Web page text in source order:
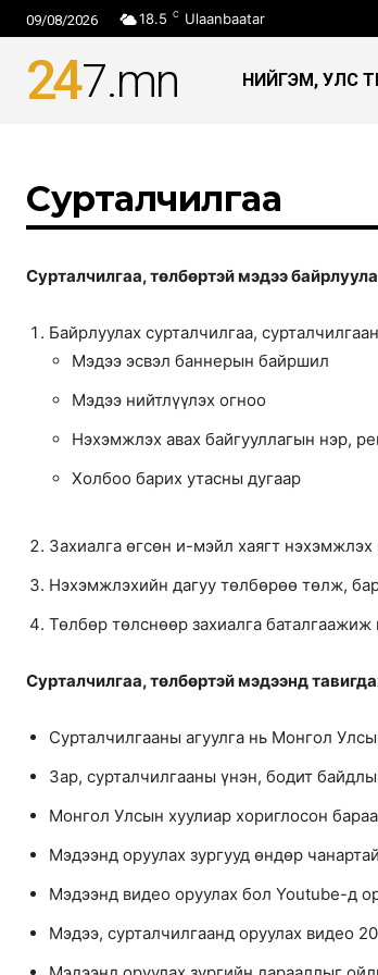
Имэйл
09/08/2026 18.5 C Ulaanbaatar
247.mn НИЙГЭМ, УЛС
Сурталчилгаа
Сурталчилгаа, төлбөртэй мэдээ
Байрлуулах сурталчилгаа,
Мэдээ эсвэл баннерын байршил
Мэдээ нийтлүүлэх огноо
Нэхэмжлэх авах байгууллагын нэр,
Холбоо барих утасны дугаар
Захиалга өгсөн и-мэйл хаягт нэхэмжлэх
Нэхэмжлэхийн дагуу төлбөрөө төлж,
Төлбөр төлснөөр захиалга
Сурталчилгаа, төлбөртэй мэдээнд
Сурталчилгааны агуулга нь Монгол
Зар, сурталчилгааны үнэн, бодит
Монгол Улсын хуулиар хориглосон
Мэдээнд оруулах зургууд өндөр
Мэдээнд видео оруулах бол Youtube-д
Мэдээ, сурталчилгаанд оруулах видео